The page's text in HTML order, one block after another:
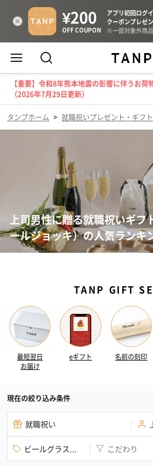
【重要】令和8年熊本地震の影響に伴うお
（2026年7月29日更新）
タンプホーム > 就職祝いプレゼント・ギフト
上司男性に贈る就職祝いギフ
ールジョッキ）の人気ランキ
TANP GIFT
最短翌日
お届け
eギフト 名前の刻印
現在の絞り込み条件
就職祝い
ビールグラス... こだわり